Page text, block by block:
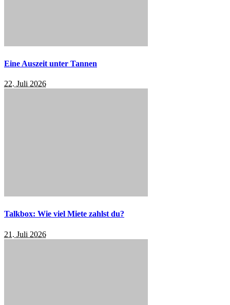
Eine Auszeit unter Tannen
22. Juli 2026
Talkbox: Wie viel Miete zahlst du?
21. Juli 2026